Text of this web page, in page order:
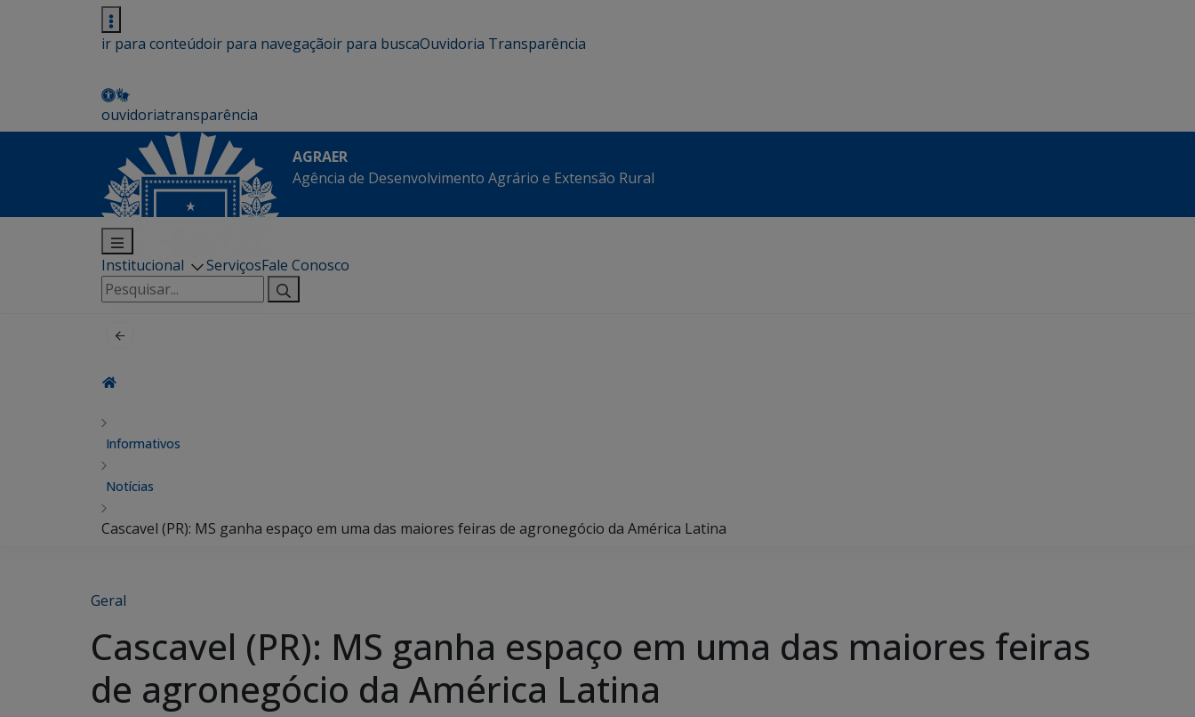
ir para conteúdoir para navegaçãoir para buscaOuvidoria Transparência
ouvidoriatransparência
AGRAER
Agência de Desenvolvimento Agrário e Extensão Rural
Institucional ServiçosFale Conosco
Pesquisar
por:
Informativos
Notícias
Cascavel (PR): MS ganha espaço em uma das maiores feiras de agronegócio da América Latina
Geral
Cascavel (PR): MS ganha espaço em uma das maiores feiras
de agronegócio da América Latina